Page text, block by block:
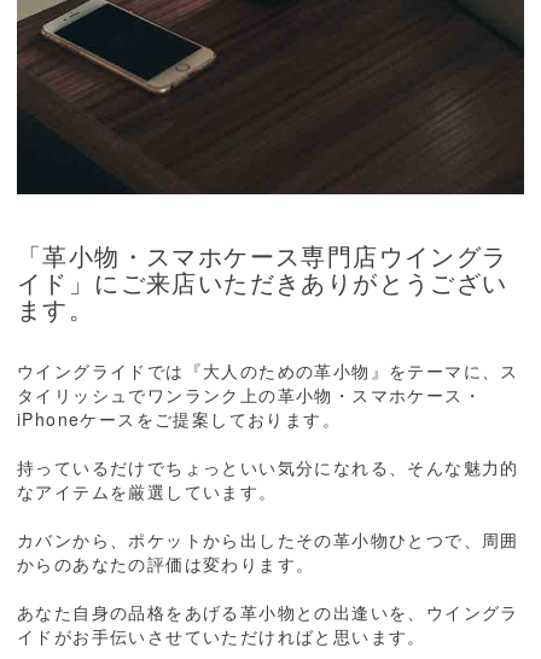
「革小物・スマホケース専門店ウイングラ
イド」にご来店いただきありがとうござい
ます。
ウイングライドでは『大人のための革小物』をテーマに、ス
タイリッシュでワンランク上の革小物・スマホケース・
iPhoneケースをご提案しております。
持っているだけでちょっといい気分になれる、そんな魅力的
なアイテムを厳選しています。
カバンから、ポケットから出したその革小物ひとつで、周囲
からのあなたの評価は変わります。
あなた自身の品格をあげる革小物との出逢いを、ウイングラ
イドがお手伝いさせていただければと思います。